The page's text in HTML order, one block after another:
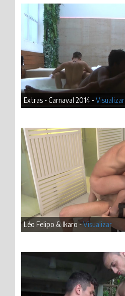
Extras - Carnaval 2014 -Visualizar
Léo Felipo & Ikaro -Visualizar